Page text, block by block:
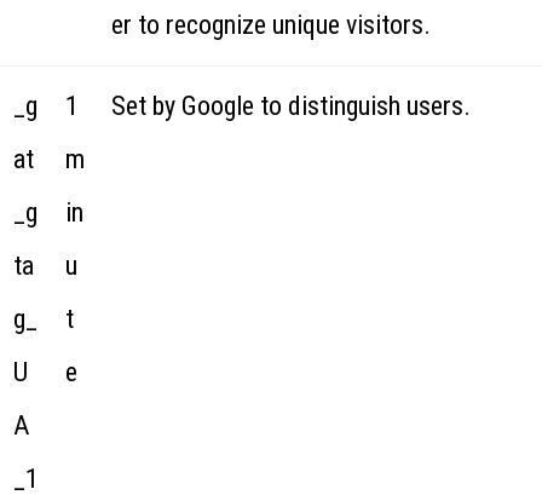
er to recognize unique visitors.
_g
at
_g
ta
g_
U
A
_1
1
m
in
u
t
e
Set by Google to distinguish users.